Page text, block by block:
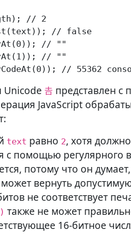
// 2
// false
// ""
// ""
// 55362
Unicode 𠮷 представлен
JavaScript
text равно 2, хотя
с помощью регулярного
потому что он
вернуть
не соответствует
также не может
16-битное